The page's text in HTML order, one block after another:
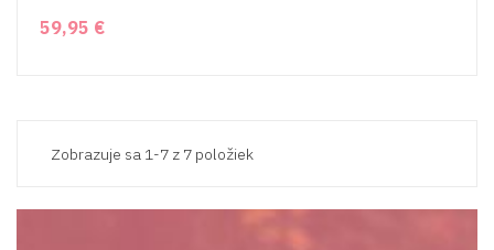
59,95 €
Zobrazuje sa 1-7 z 7 položiek